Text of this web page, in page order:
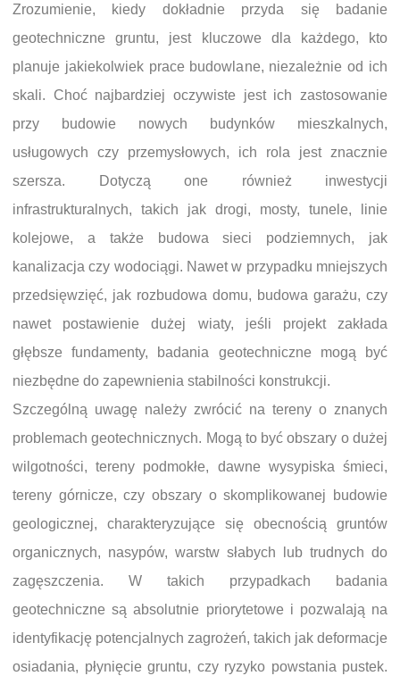
Zrozumienie, kiedy dokładnie przyda się badanie
geotechniczne gruntu, jest kluczowe dla każdego, kto
planuje jakiekolwiek prace budowlane, niezależnie od ich
skali. Choć najbardziej oczywiste jest ich zastosowanie
przy budowie nowych budynków mieszkalnych,
usługowych czy przemysłowych, ich rola jest znacznie
szersza. Dotyczą one również inwestycji
infrastrukturalnych, takich jak drogi, mosty, tunele, linie
kolejowe, a także budowa sieci podziemnych, jak
kanalizacja czy wodociągi. Nawet w przypadku mniejszych
przedsięwzięć, jak rozbudowa domu, budowa garażu, czy
nawet postawienie dużej wiaty, jeśli projekt zakłada
głębsze fundamenty, badania geotechniczne mogą być
niezbędne do zapewnienia stabilności konstrukcji.
Szczególną uwagę należy zwrócić na tereny o znanych
problemach geotechnicznych. Mogą to być obszary o dużej
wilgotności, tereny podmokłe, dawne wysypiska śmieci,
tereny górnicze, czy obszary o skomplikowanej budowie
geologicznej, charakteryzujące się obecnością gruntów
organicznych, nasypów, warstw słabych lub trudnych do
zagęszczenia. W takich przypadkach badania
geotechniczne są absolutnie priorytetowe i pozwalają na
identyfikację potencjalnych zagrożeń, takich jak deformacje
osiadania, płynięcie gruntu, czy ryzyko powstania pustek.